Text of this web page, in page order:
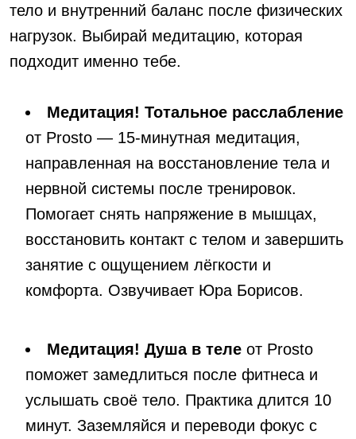
тело и внутренний баланс после физических
нагрузок. Выбирай медитацию, которая
подходит именно тебе.
Медитация! Тотальное расслабление
от Prosto — 15-минутная медитация,
направленная на восстановление тела и
нервной системы после тренировок.
Помогает снять напряжение в мышцах,
восстановить контакт с телом и завершить
занятие с ощущением лёгкости и
комфорта. Озвучивает Юра Борисов.
Медитация! Душа в теле от Prosto
поможет замедлиться после фитнеса и
услышать своё тело. Практика длится 10
минут. Заземляйся и переводи фокус с